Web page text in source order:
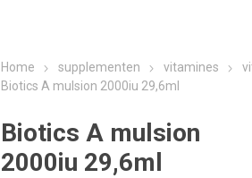
Home supplementen vitamines
Biotics A mulsion 2000iu 29,6ml
Biotics A mulsion
2000iu 29,6ml